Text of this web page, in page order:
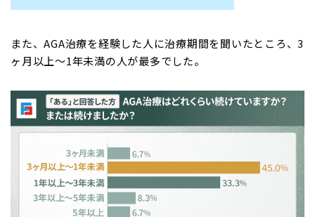
また、AGA治療を経験した人に治療期間を聞いたところ、3
ヶ月以上～1年未満の人が最多でした。